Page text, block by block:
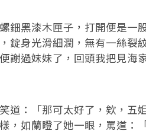
黑漆木匣子，打開便是一
錠身光滑細潤，無有一絲裂
謝過妹妹了，回頭我把見海
：「那可太好了，欸，五姐
，如蘭瞪了她一眼，罵道：